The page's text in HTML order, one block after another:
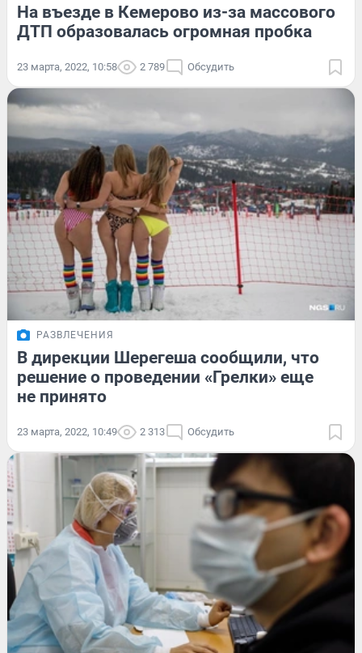
На въезде в Кемерово из-за массового
ДТП образовалась огромная пробка
23 марта, 2022, 10:58 2 789 Обсудить
РАЗВЛЕЧЕНИЯ
В дирекции Шерегеша сообщили, что
решение о проведении «Грелки» еще
не принято
23 марта, 2022, 10:49 2 313 Обсудить